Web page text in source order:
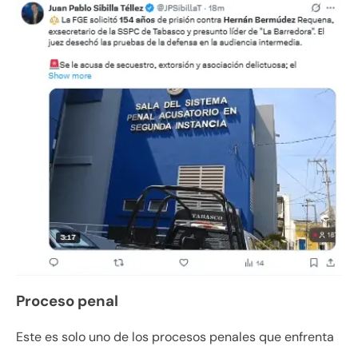
Proceso penal
Este es solo uno de los procesos penales que enfrenta